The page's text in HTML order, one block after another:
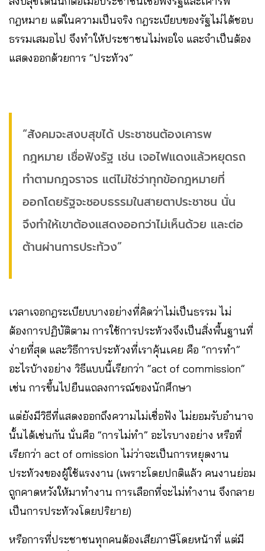
กฎหมาย แต่ในความเป็นจริง กฎระเบียบของรัฐไม่ได้ชอบ
ธรรมเสมอไป จึงทำให้ประชาชนไม่พอใจ และจำเป็นต้อง
แสดงออกด้วยการ “ประท้วง”
“สังคมจะสงบสุขได้ ประชาชนต้องเคารพ
กฎหมาย เชื่อฟังรัฐ เช่น เจอไฟแดงแล้วหยุดรถ
ทำตามกฎจราจร แต่ไม่ใช่ว่าทุกข้อกฎหมายที่
ออกโดยรัฐจะชอบธรรมในสายตาประชาชน นั่น
จึงทำให้เขาต้องแสดงออกว่าไม่เห็นด้วย และต่อ
ต้านผ่านการประท้วง”
เวลาเจอกฎระเบียบบางอย่างที่คิดว่าไม่เป็นธรรม ไม่
ต้องการปฏิบัติตาม การใช้การประท้วงจึงเป็นสิ่งพื้นฐานที่
ง่ายที่สุด และวิธีการประท้วงที่เราคุ้นเคย คือ “การทำ”
อะไรบ้างอย่าง วิธีแบบนี้เรียกว่า “act of commission”
เช่น การขึ้นไปยืนแถลงการณ์ของนักศึกษา
แต่ยังมีวิธีที่แสดงออกถึงความไม่เชื่อฟัง ไม่ยอมรับอำนาจ
นั้นได้เช่นกัน นั่นคือ “การไม่ทำ” อะไรบางอย่าง หรือที่
เรียกว่า act of omission ไม่ว่าจะเป็นการหยุดงาน
ประท้วงของผู้ใช้แรงงาน (เพราะโดยปกติแล้ว คนงานย่อม
ถูกคาดหวังให้มาทำงาน การเลือกที่จะไม่ทำงาน จึงกลาย
เป็นการประท้วงโดยปริยาย)
หรือการที่ประชาชนทุกคนต้องเสียภาษีโดยหน้าที่ แต่มี